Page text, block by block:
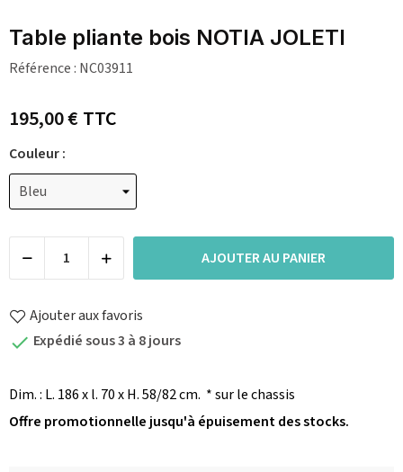
Table pliante bois NOTIA JOLETI
Référence : NC03911
195,00 €TTC
Couleur :
AJOUTER AU PANIER
Ajouter aux favoris
 Expédié sous 3 à 8 jours
Dim. : L. 186 x l. 70 x H. 58/82 cm. * sur le chassis
Offre promotionnelle jusqu'à épuisement des stocks.